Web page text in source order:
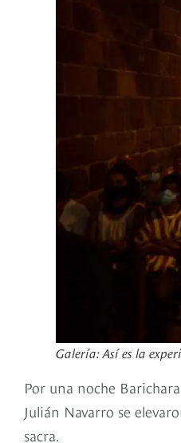
Galería: Así es la
Por una noche
Julián Navarro se
sacra.